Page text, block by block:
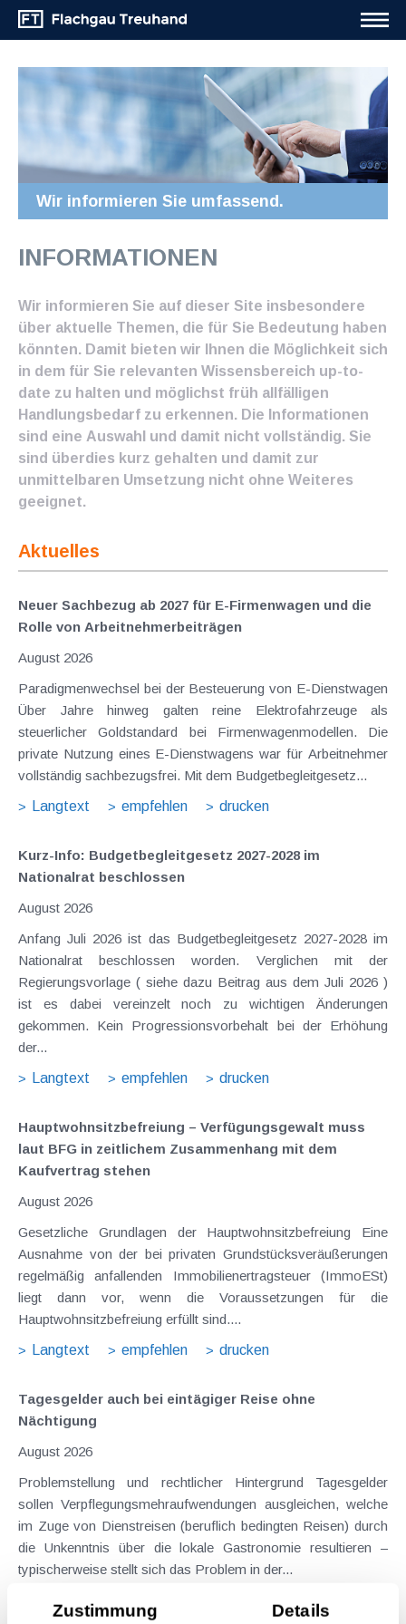
Zustimmung Details
Wir informieren Sie umfassend.
INFORMATIONEN
Wir informieren Sie auf dieser Site insbesondere
über aktuelle Themen, die für Sie Bedeutung haben
könnten. Damit bieten wir Ihnen die Möglichkeit sich
in dem für Sie relevanten Wissensbereich up-to-
date zu halten und möglichst früh allfälligen
Handlungsbedarf zu erkennen. Die Informationen
sind eine Auswahl und damit nicht vollständig. Sie
sind überdies kurz gehalten und damit zur
unmittelbaren Umsetzung nicht ohne Weiteres
geeignet.
Aktuelles
Neuer Sachbezug ab 2027 für E-Firmenwagen und die
Rolle von Arbeitnehmer​­beiträgen
August 2026
Paradigmenwechsel bei der Besteuerung von E-Dienstwagen
Über Jahre hinweg galten reine Elektrofahrzeuge als
steuerlicher Goldstandard bei Firmenwagenmodellen. Die
private Nutzung eines E-Dienstwagens war für Arbeitnehmer
vollständig sachbezugsfrei. Mit dem Budgetbegleitgesetz...
Langtext
empfehlen drucken
Kurz-Info: Budgetbegleitgesetz 2027-2028 im
Nationalrat beschlossen
August 2026
Anfang Juli 2026 ist das Budgetbegleitgesetz 2027-2028 im
Nationalrat beschlossen worden. Verglichen mit der
Regierungsvorlage ( siehe dazu Beitrag aus dem Juli 2026 )
ist es dabei vereinzelt noch zu wichtigen Änderungen
gekommen. Kein Progressionsvorbehalt bei der Erhöhung
der...
Langtext
empfehlen drucken
Hauptwohnsitz​­befreiung – Verfügungsgewalt muss
laut BFG in zeitlichem Zusammenhang mit dem
Kaufvertrag stehen
August 2026
Gesetzliche Grundlagen der Hauptwohnsitzbefreiung Eine
Ausnahme von der bei privaten Grundstücksveräußerungen
regelmäßig anfallenden Immobilienertragsteuer (ImmoESt)
liegt dann vor, wenn die Voraussetzungen für die
Hauptwohnsitzbefreiung erfüllt sind....
Langtext
empfehlen drucken
Tagesgelder auch bei eintägiger Reise ohne
Nächtigung
August 2026
Problemstellung und rechtlicher Hintergrund Tagesgelder
sollen Verpflegungsmehraufwendungen ausgleichen, welche
im Zuge von Dienstreisen (beruflich bedingten Reisen) durch
die Unkenntnis über die lokale Gastronomie resultieren –
typischerweise stellt sich das Problem in der...